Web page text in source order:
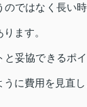
のではなく長い
ます。
妥協できるポ
に費用を見直し